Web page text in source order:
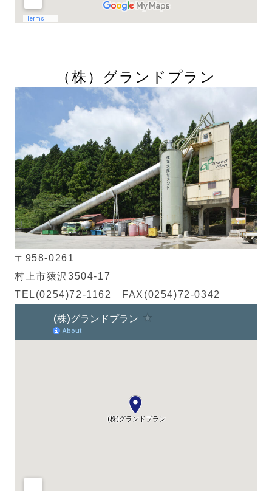
（株） グランドプラン
〒958-0261
村上市猿沢3504-17
TEL(0254)72-1162 FAX(0254)72-0342